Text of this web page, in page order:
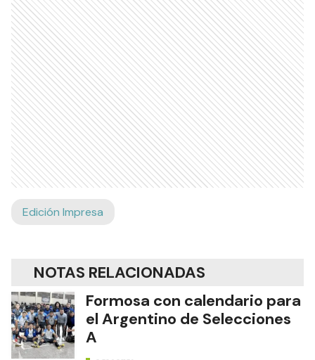
Edición Impresa
NOTAS RELACIONADAS
Formosa con calendario para
el Argentino de Selecciones
A